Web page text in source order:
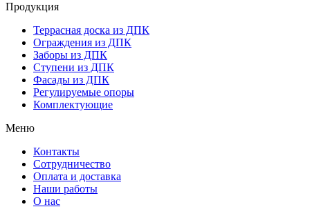
Продукция
Террасная доска из ДПК
Ограждения из ДПК
Заборы из ДПК
Ступени из ДПК
Фасады из ДПК
Регулируемые опоры
Комплектующие
Меню
Контакты
Сотрудничество
Оплата и доставка
Наши работы
О нас